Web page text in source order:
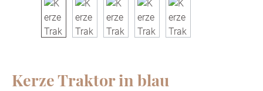
Kerze Traktor in blau